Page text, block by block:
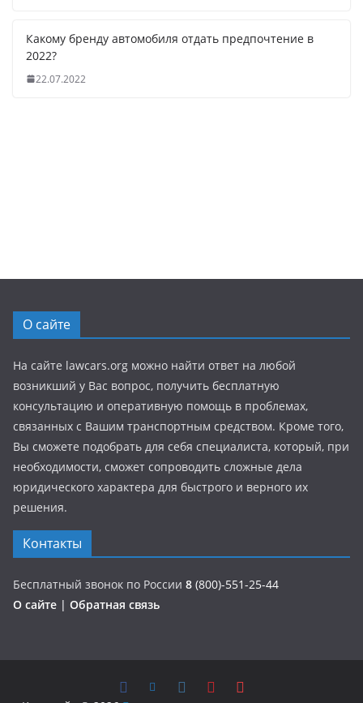
Какому бренду автомобиля отдать предпочтение в
2022?
22.07.2022
О сайте
На сайте lawcars.org можно найти ответ на любой
возникший у Вас вопрос, получить бесплатную
консультацию и оперативную помощь в проблемах,
связанных с Вашим транспортным средством. Кроме того,
Вы сможете подобрать для себя специалиста, который, при
необходимости, сможет сопроводить сложные дела
юридического характера для быстрого и верного их
решения.
Контакты
Бесплатный звонок по России 8 (800)-551-25-44
О сайте | Обратная связь